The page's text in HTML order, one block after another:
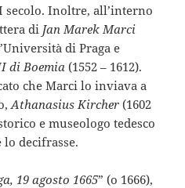
secolo. Inoltre, all’interno
di Jan Marek Marci
di Praga e
di Boemia (1552 – 1612).
che Marci lo inviava a
Athanasius Kircher (1602
e museologo tedesco
decifrasse.
19 agosto 1665” (o 1666),